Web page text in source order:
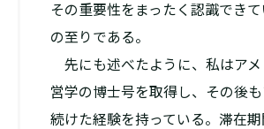
その重要性をまったく認識でき
の至りである。
先にも述べたように、私はア
営学の博士号を取得し、その後
続けた経験を持っている。滞在